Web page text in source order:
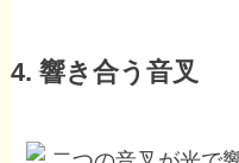
4. 響き合う音叉